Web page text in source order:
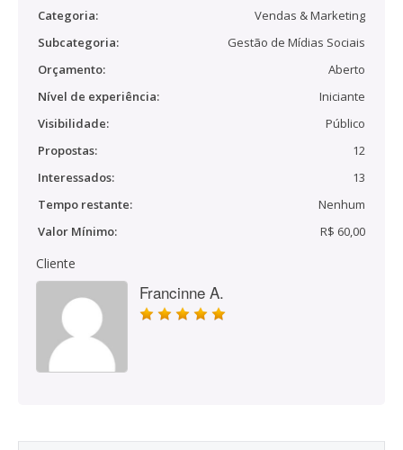
Categoria:
Vendas & Marketing
Subcategoria:
Gestão de Mídias Sociais
Orçamento:
Aberto
Nível de experiência:
Iniciante
Visibilidade:
Público
Propostas:
12
Interessados:
13
Tempo restante:
Nenhum
Valor Mínimo:
R$ 60,00
Cliente
Francinne A.